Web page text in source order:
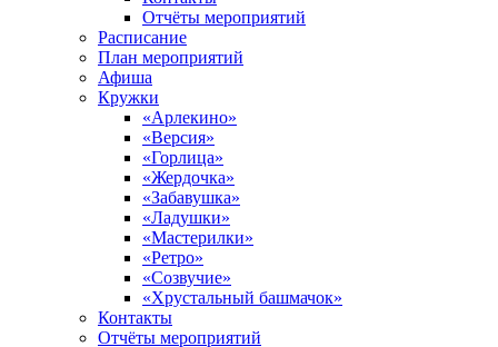
Отчёты мероприятий
Расписание
План мероприятий
Афиша
Кружки
«Арлекино»
«Версия»
«Горлица»
«Жердочка»
«Забавушка»
«Ладушки»
«Мастерилки»
«Ретро»
«Созвучие»
«Хрустальный башмачок»
Контакты
Отчёты мероприятий